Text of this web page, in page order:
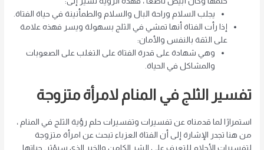
يجلب السلام وراحة البال والسلام والطمأنينة في حياة الفتاة.
إذا رأت الفتاة أنها تمشي في الثلج بسهولة ويسر فهذه علامة
على الثقة بالنفس والأمان:
وهي شهادة على قدرة الفتاة على التغلب على الصعوبات
والمشاكل في الحياة.
تفسير الثلج في المنام لامرأة متزوجة
استمرارًا لما قدمناه عن تفسيرات وتفسيرات حلم رؤية الثلج في المنام ،
من هنا تجدر الإشارة إلى أن الفتاة العزباء تبحث عن امرأة متزوجة
لتفسيرات الأحلام للتعرف على الشر الكامن والخير الذي سيؤثر. حياتها